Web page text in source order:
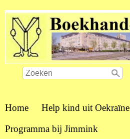
Home
Help kind uit Oekraïne
Programma bij Jimmink